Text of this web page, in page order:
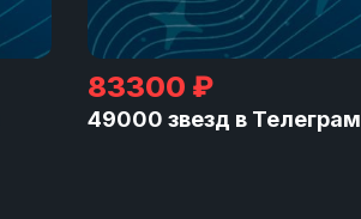
83300 ₽
49000 звезд в Телеграм